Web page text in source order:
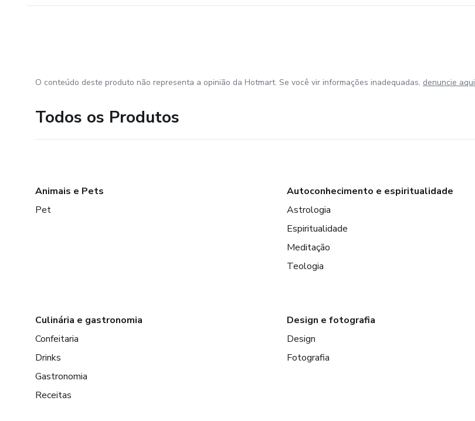
O conteúdo deste produto não representa a opinião da Hotmart. Se você vir informações inadequadas, denuncie aqui
Todos os Produtos
Animais e Pets
Pet
Autoconhecimento e espiritualidade
Astrologia
Espiritualidade
Meditação
Teologia
Culinária e gastronomia
Confeitaria
Drinks
Gastronomia
Receitas
Design e fotografia
Design
Fotografia